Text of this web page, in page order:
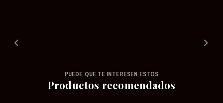
PUEDE QUE TE INTERESEN ESTOS
Productos recomendados